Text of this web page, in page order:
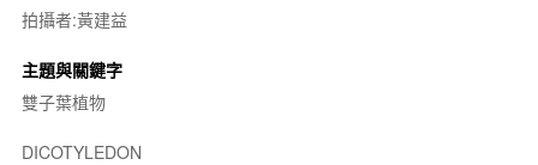
拍攝者:黃建益
主題與關鍵字
雙子葉植物
DICOTYLEDON